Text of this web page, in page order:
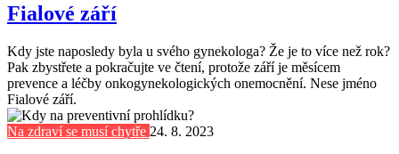
Fialové září
Kdy jste naposledy byla u svého gynekologa? Že je to více než rok?
Pak zbystřete a pokračujte ve čtení, protože září je měsícem
prevence a léčby onkogynekologických onemocnění. Nese jméno
Fialové září.
Na zdraví se musí chytře 24. 8. 2023